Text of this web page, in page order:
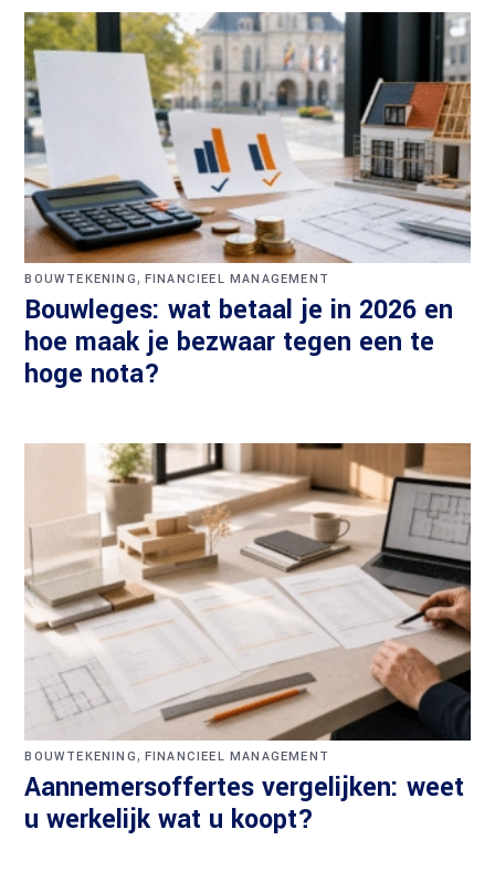
BOUWTEKENING, FINANCIEEL MANAGEMENT
Bouwleges: wat betaal je in 2026 en
hoe maak je bezwaar tegen een te
hoge nota?
BOUWTEKENING, FINANCIEEL MANAGEMENT
Aannemersoffertes vergelijken: weet
u werkelijk wat u koopt?